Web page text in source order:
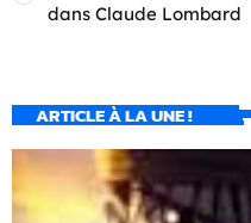
dans Claude Lombard
ARTICLE À LA UNE !